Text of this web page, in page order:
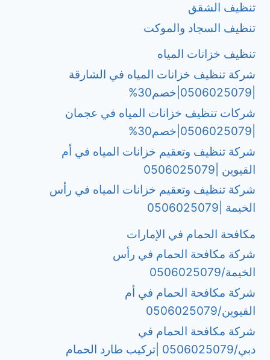
تنظيف الشقق
تنظيف السجاد والموكت
تنظيف خزانات المياه
شركة تنظيف خزانات المياه في الشارقة
شركات تنظيف خزانات المياه في عجمان
شركة تنظيف وتعقيم خزانات المياه في أم
القيوين |0506025079
شركة تنظيف وتعقيم خزانات المياه في رأس
الخيمة |0506025079
مكافحة الحمام في الإمارات
شركة مكافحة الحمام في رأس
الخيمة/0506025079
شركة مكافحة الحمام في أم
القيوين/0506025079
شركة مكافحة الحمام في
دبي/0506025079 |تركيب طارد الحمام